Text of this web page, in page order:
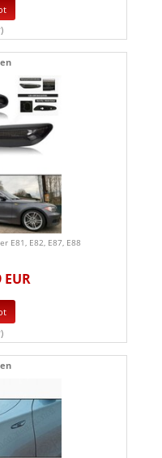
E81, E82, E87, E88
EUR